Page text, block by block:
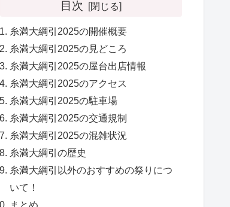
目次
糸満大綱引2025の開催概要
糸満大綱引2025の見どころ
糸満大綱引2025の屋台出店情報
糸満大綱引2025のアクセス
糸満大綱引2025の駐車場
糸満大綱引2025の交通規制
糸満大綱引2025の混雑状況
糸満大綱引の歴史
糸満大綱引以外のおすすめの祭りにつ
いて！
まとめ